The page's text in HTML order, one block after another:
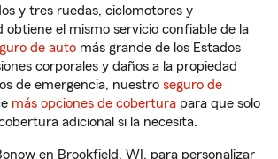
y tres ruedas, ciclomotores y
obtiene el mismo servicio confiable de la
de auto más grande de los Estados
corporales y daños a la propiedad
de emergencia, nuestro seguro de
más opciones de cobertura para que solo
adicional si la necesita.
en Brookfield, WI, para personalizar